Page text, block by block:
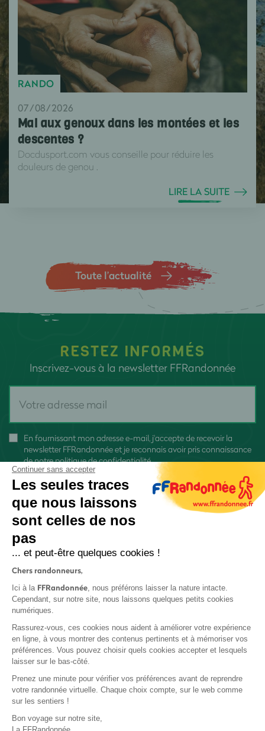
RANDO
07/08/2026
Mal aux genoux dans les montées et les
descentes ?
Docdusport.com vous conseille pour réduire les
douleurs de genou .
LIRE LA SUITE
Toute l’actualité
RESTEZ INFORMÉS
Inscrivez-vous à la newsletter FFRandonnée
En fournissant mon adresse e-mail, j'accepte de recevoir la
newsletter FFRandonnée et je reconnais avoir pris connaissance
denotre politique de confidentialité
Protection des données
Politique de confidentialité
Continuer sans accepter
Les seules traces
que nous laissons
sont celles de nos
pas
... et peut-être quelques cookies !
Chers randonneurs,
Ici à la FFRandonnée, nous préférons laisser la nature intacte.
Cependant, sur notre site, nous laissons quelques petits cookies
numériques.
Rassurez-vous, ces cookies nous aident à améliorer votre expérience
en ligne, à vous montrer des contenus pertinents et à mémoriser vos
préférences. Vous pouvez choisir quels cookies accepter et lesquels
laisser sur le bas-côté.
Prenez une minute pour vérifier vos préférences avant de reprendre
votre randonnée virtuelle. Chaque choix compte, sur le web comme
sur les sentiers !
Bon voyage sur notre site,